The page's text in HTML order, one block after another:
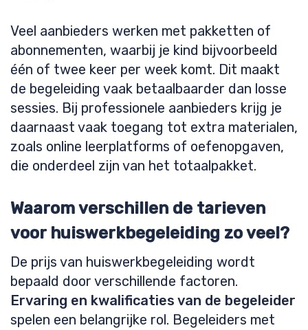
Veel aanbieders werken met pakketten of
abonnementen, waarbij je kind bijvoorbeeld
één of twee keer per week komt. Dit maakt
de begeleiding vaak betaalbaarder dan losse
sessies. Bij professionele aanbieders krijg je
daarnaast vaak toegang tot extra materialen,
zoals online leerplatforms of oefenopgaven,
die onderdeel zijn van het totaalpakket.
Waarom verschillen de tarieven
voor huiswerkbegeleiding zo veel?
De prijs van huiswerkbegeleiding wordt
bepaald door verschillende factoren.
Ervaring en kwalificaties van de begeleider
spelen een belangrijke rol. Begeleiders met